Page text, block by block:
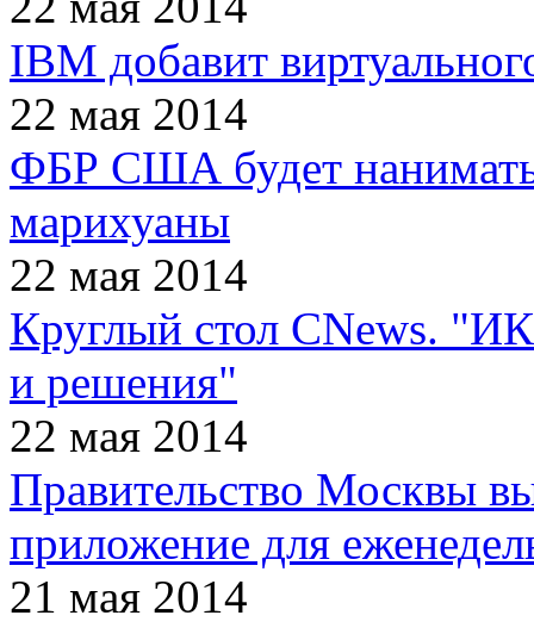
IBM добавит
22 мая 2014
ФБР США будет
марихуаны
22 мая 2014
Круглый стол CNews.
и решения"
22 мая 2014
Правительство Москвы
приложение для
21 мая 2014